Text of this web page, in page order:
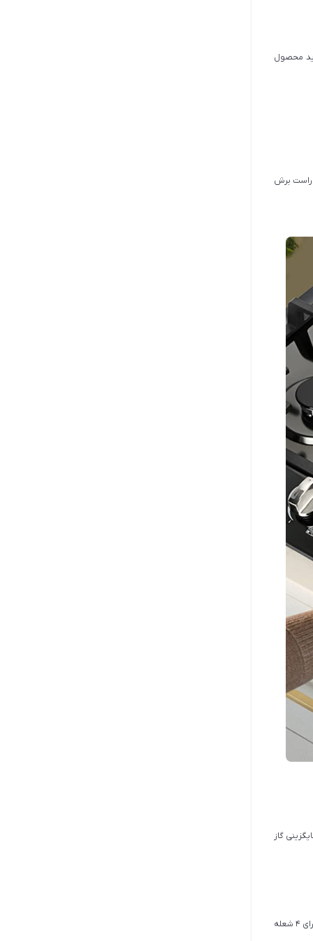
محصول
راست برش
گاز
تعداد و اندازه شعله ها در گازهای رومیزی، نکته مهمی است که به شما در انتخاب اجاق گاز بهتر کمک خواهد کرد. یک اجاق گاز استاندارد معمولا دارای 4 شعله